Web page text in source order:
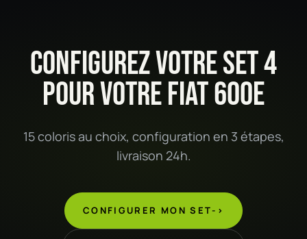
CONFIGUREZ VOTRE SET 4
POUR VOTRE FIAT 600E
15 coloris au choix, configuration en 3 étapes,
livraison 24h.
CONFIGURER MON SET->